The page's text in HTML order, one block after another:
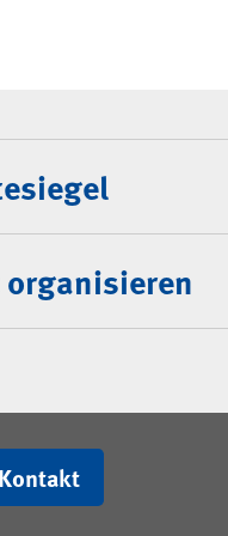
Kontakt